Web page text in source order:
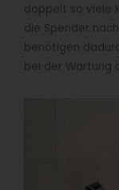
doppelt so viele
die Spender
benötigen
bei der Wartung